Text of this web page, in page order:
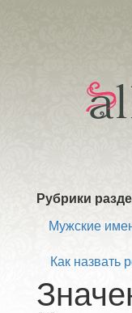
Рубрики
Мужские
Как назвать